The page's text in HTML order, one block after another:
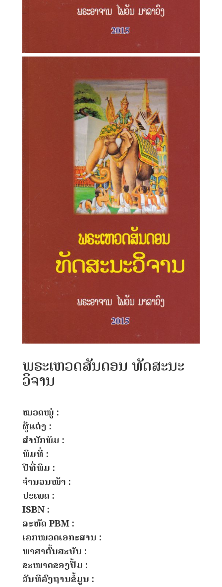
ພຣະເຫວດສັນດອນ ທັດສະນະ
ວິຈານ
ໝວດໝູ່ :
ຜູ້ແຕ່ງ :
ສຳນັກພິມ :
ພິມທີ່ :
ປີທີ່ພິມ :
ຈຳນວນໜ້າ :
ປະເພດ :
ISBN :
ລະຫັດ PBM :
ເລກໝວດເອກະສານ :
ພາສາຕົ້ນສະບັບ :
ຂະໜາດຂອງປື້ມ :
ວັນທີລົງຖານຂໍ້ມູນ :